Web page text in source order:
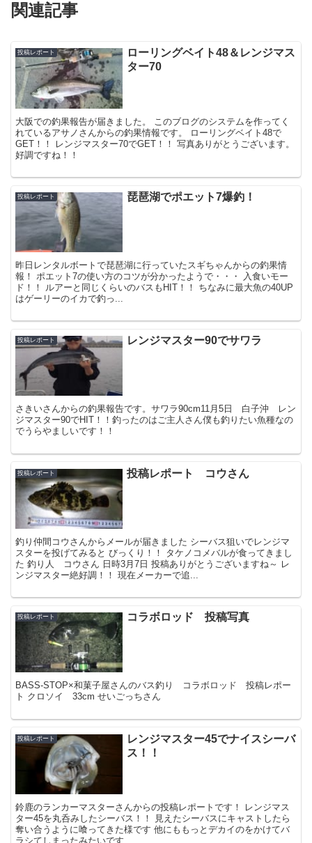
関連記事
投稿レポート
ローリングベイト48＆レンジマス
ター70
大阪での釣果報告が届きました。 このブログのシステムを作ってく
れているアサノさんからの釣果情報です。 ローリングベイト48で
GET！！ レンジマスター70でGET！！ 写真ありがとうございます。
好調ですね！！
投稿レポート 琵琶湖でポエット7爆釣！
昨日レンタルボートで琵琶湖に行っていたスギちゃんからの釣果情
報！ ポエット7の使い方のコツが分かったようで・・・ 入食いモー
ド！！ ルアーと同じくらいのバスもHIT！！ ちなみに最大魚の40UP
はゲーリーのイカで釣っ...
投稿レポート レンジマスター90でサワラ
さきいさんからの釣果報告です。サワラ90cm11月5日 白子沖 レン
ジマスター90でHIT！！釣ったのはご主人さん僕も釣りたい魚種なの
でうらやましいです！！
投稿レポート 投稿レポート コウさん
釣り仲間コウさんからメールが届きました シーバス狙いでレンジマ
スターを投げてみると びっくり！！ タケノコメバルが食ってきまし
た 釣り人 コウさん 日時3月7日 投稿ありがとうございますね～ レ
ンジマスター絶好調！！ 現在メーカーで追...
投稿レポート コラボロッド 投稿写真
BASS-STOP×和菓子屋さんのバス釣り コラボロッド 投稿レポー
ト クロソイ 33cm せいごっちさん
投稿レポート
レンジマスター45でナイスシーバ
ス！！
鈴鹿のランカーマスターさんからの投稿レポートです！ レンジマス
ター45を丸呑みしたシーバス！！ 見えたシーバスにキャストしたら
奪い合うように喰ってきた様です 他にももっとデカイのをかけてバ
ラシてしまったみたいです